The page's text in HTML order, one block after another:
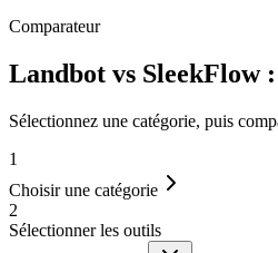
Comparateur
Landbot vs SleekFlow
Sélectionnez une catégorie, puis
1
Choisir une catégorie
2
Sélectionner les outils